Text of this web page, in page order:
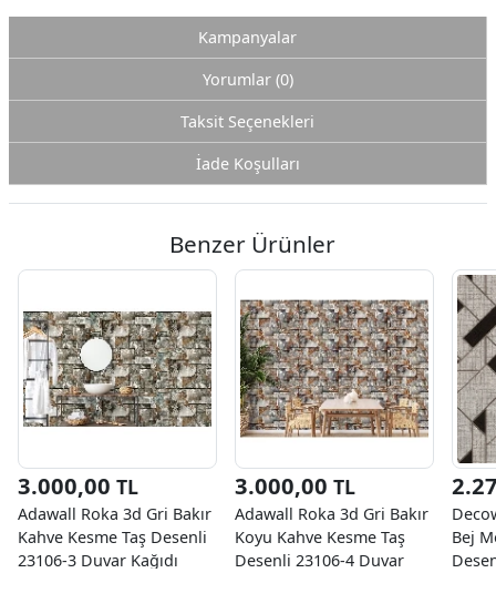
Kampanyalar
Yorumlar (0)
Taksit Seçenekleri
İade Koşulları
Benzer Ürünler
3.000,00 TL
Adawall Roka 3d Gri Bakır
Kahve Kesme Taş Desenli
23106-3 Duvar Kağıdı
3.000,00 TL
Adawall Roka 3d Gri Bakır
Koyu Kahve Kesme Taş
Desenli 23106-4 Duvar
Bej